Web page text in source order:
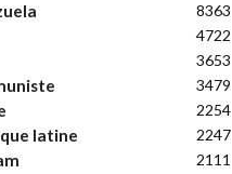
8363
4722
3653
3479
2254
latine 2247
2111